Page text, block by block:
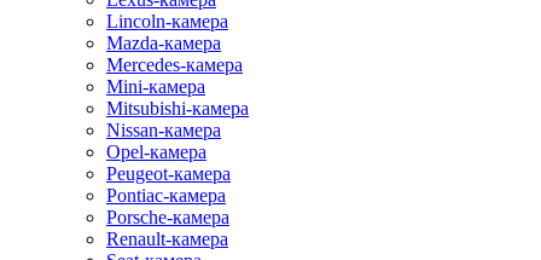
Lincoln-камера
Mazda-камера
Mercedes-камера
Mini-камера
Mitsubishi-камера
Nissan-камера
Opel-камера
Peugeot-камера
Pontiac-камера
Porsche-камера
Renault-камера